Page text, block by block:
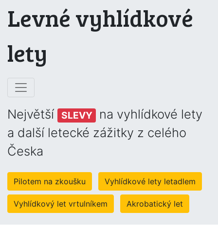
Levné vyhlídkové
lety
Největší SLEVY
na vyhlídkové lety
a další letecké zážitky z celého
Česka
Pilotem na zkoušku Vyhlídkové lety letadlem
Vyhlídkový let vrtulníkem Akrobatický let